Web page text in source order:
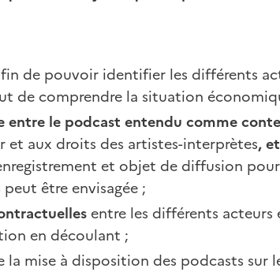
de pouvoir identifier les différents
de comprendre la situation
entre le podcast entendu comme
et aux droits des artistes-interprètes,
et objet de diffusion
être envisagée ;
entre les différents acteurs
en découlant ;
la mise à disposition des podcasts sur